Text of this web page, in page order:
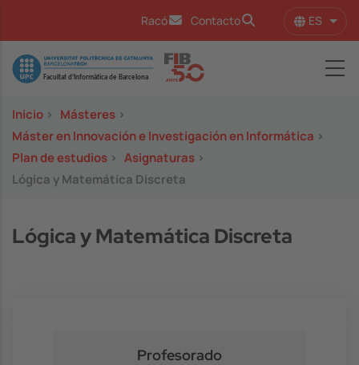
Racó Contacto ES
Image
Inicio > Másteres >
Máster en Innovación e Investigación en Informática >
Plan de estudios > Asignaturas >
Lógica y Matemática Discreta
Lógica y Matemática Discreta
Profesorado